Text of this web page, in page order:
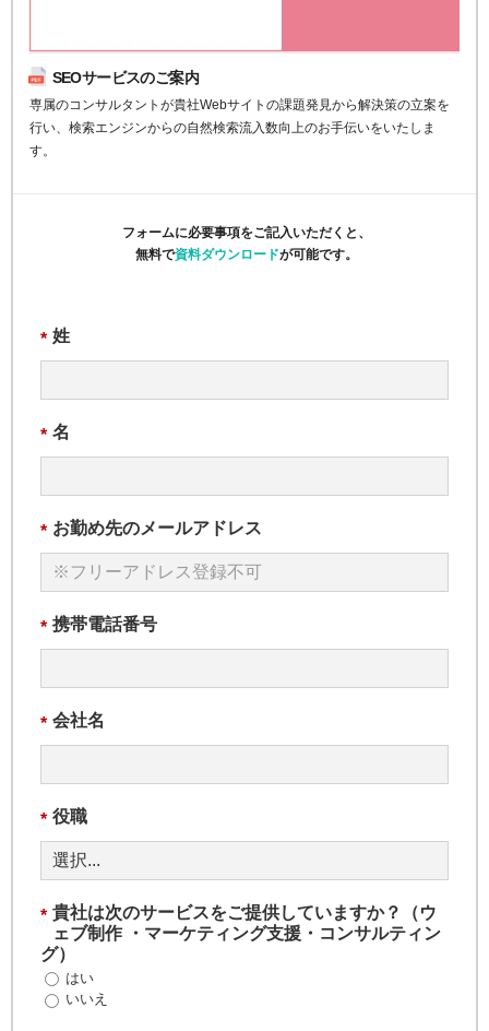
SEOサービスのご案内
専属のコンサルタントが貴社Webサイトの課題発見から解決策の立案を
行い、検索エンジンからの自然検索流入数向上のお手伝いをいたしま
す。
フォームに必要事項をご記入いただくと、
無料で資料ダウンロードが可能です。
* 姓
* 名
* お勤め先のメールアドレス
* 携帯電話番号
* 会社名
* 役職
* 貴社は次のサービスをご提供していますか？（ウ
ェブ制作 ・マーケティング支援・コンサルティン
グ）
はい
いいえ